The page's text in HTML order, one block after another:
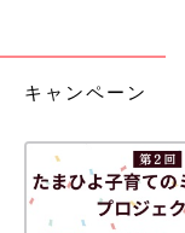
キャンペーン